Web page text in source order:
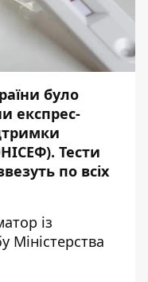
було
експрес-
Тести
по всіх
із
Міністерства